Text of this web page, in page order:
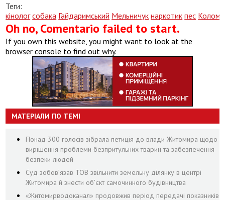
Теги:
кінолог собака Гайдаримський Мельничук наркотик пес
Oh no, Comentario failed to start.
If you own this website, you might want to look at the
browser console to find out why.
МАТЕРІАЛИ ПО ТЕМІ
Понад 300 голосів зібрала петиція до влади Житомира щодо
вирішення проблеми безпритульних тварин та забезпечення
безпеки людей
Суд зобов’язав ТОВ звільнити земельну ділянку в центрі
Житомира й знести об’єкт самочинного будівництва
«Житомирводоканал» продовжив період передачі показників